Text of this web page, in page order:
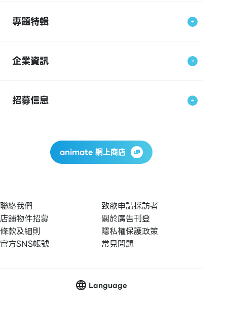
專題特輯
企業資訊
招募信息
animate 網上商店
聯絡我們
致欲申請採訪者
店鋪物件招募
關於廣告刊登
條款及細則
隱私權保護政策
官方SNS帳號
常見問題
Language